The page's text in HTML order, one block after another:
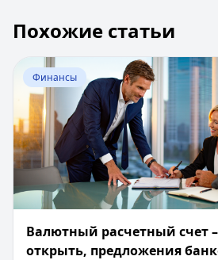
Похожие статьи
Перейти к статье:Валютный
Финансы
Валютный расчетный счет
открыть, предложения